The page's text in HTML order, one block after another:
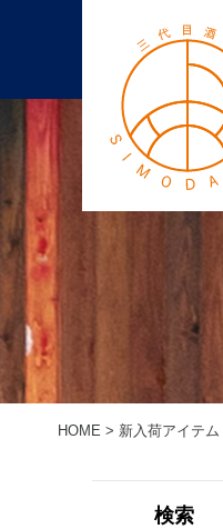
HOME > 新入荷アイテム
検索